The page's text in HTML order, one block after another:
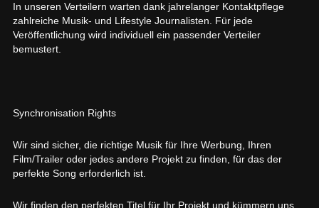
In unseren Verteilern warten dank jahrelanger Kontaktpflege
zahlreiche Musik- und Lifestyle Journalisten. Für jede
Veröffentlichung wird individuell ein passender Verteiler
bemustert.
Synchronisation Rights
Wir sind sicher, die richtige Musik für Ihre Werbung, Ihren
Film/Trailer oder jedes andere Projekt zu finden, für das der
perfekte Song erforderlich ist.
Wir finden den perfekten Titel für Ihr Projekt und kümmern uns